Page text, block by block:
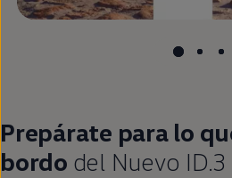
Prepárate para lo
bordo del Nuevo ID.3